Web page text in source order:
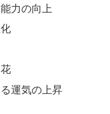
力の向上
運気の上昇